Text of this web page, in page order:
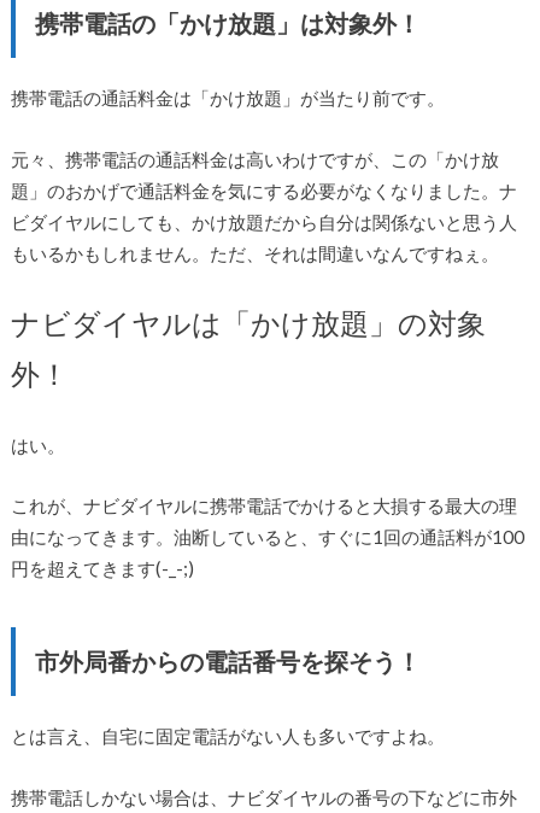
携帯電話の「かけ放題」は対象外！
携帯電話の通話料金は「かけ放題」が当たり前です。
元々、携帯電話の通話料金は高いわけですが、この「かけ放
題」のおかげで通話料金を気にする必要がなくなりました。ナ
ビダイヤルにしても、かけ放題だから自分は関係ないと思う人
もいるかもしれません。ただ、それは間違いなんですねぇ。
ナビダイヤルは「かけ放題」の対象
外！
はい。
これが、ナビダイヤルに携帯電話でかけると大損する最大の理
由になってきます。油断していると、すぐに1回の通話料が100
円を超えてきます(-_-;)
市外局番からの電話番号を探そう！
とは言え、自宅に固定電話がない人も多いですよね。
携帯電話しかない場合は、ナビダイヤルの番号の下などに市外